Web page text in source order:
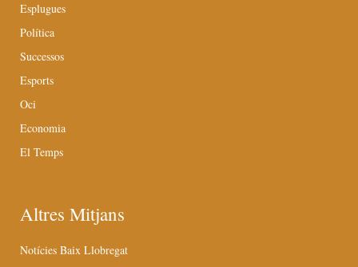
Esplugues
Política
Successos
Esports
Oci
Economia
El Temps
Altres Mitjans
Notícies Baix Llobregat